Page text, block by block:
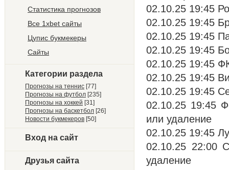
Статистика прогнозов
Все 1xbet сайты
Цупис букмекеры
Сайты
Категории раздела
Прогнозы на теннис [77]
Прогнозы на футбол [235]
Прогнозы на хоккей [31]
Прогнозы на баскетбол [26]
Новости букмекеров [50]
Вход на сайт
Друзья сайта
02.10.25 19:45
02.10.25 19:45
02.10.25 19:45
02.10.25 19:45
02.10.25 19:45
02.10.25 19:45
02.10.25 19:45
02.10.25 19:45
или удаление
02.10.25 19:45
02.10.25 22:00
удаление